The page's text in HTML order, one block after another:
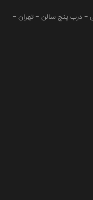
– درب پنج سالن – تهران –